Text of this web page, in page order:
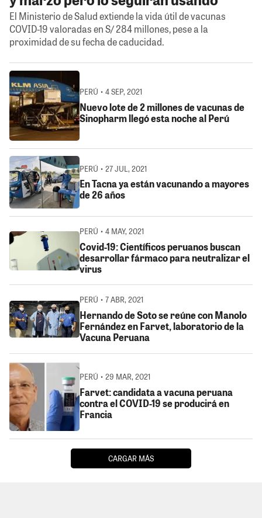
El Ministerio de Salud extiende la vida útil de vacunas
COVID-19 valoradas en S/ 284 millones, pese a la
proximidad de su fecha de caducidad.
PERÚ • 4 SEP, 2021
Nuevo lote de 2 millones de vacunas de
Sinopharm llegó esta noche al Perú
PERÚ • 27 JUL, 2021
En Tacna ya están vacunando a mayores
de 26 años
PERÚ • 4 MAY, 2021
Covid-19: Científicos peruanos buscan
desarrollar fármaco para neutralizar el
virus
PERÚ • 7 ABR, 2021
Hernando de Soto se reúne con Manolo
Fernández en Farvet, laboratorio de la
Vacuna Peruana
PERÚ • 29 MAR, 2021
Farvet: candidata a vacuna peruana
contra el COVID-19 se producirá en
Francia
CARGAR MÁS